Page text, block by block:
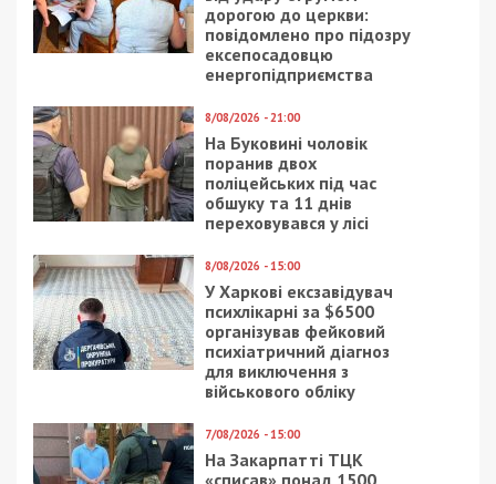
дорогою до церкви:
повідомлено про підозру
ексепосадовцю
енергопідприємства
8/08/2026 - 21:00
На Буковині чоловік
поранив двох
поліцейських під час
обшуку та 11 днів
переховувався у лісі
8/08/2026 - 15:00
У Харкові ексзавідувач
психлікарні за $6500
організував фейковий
психіатричний діагноз
для виключення з
військового обліку
7/08/2026 - 15:00
На Закарпатті ТЦК
«списав» понад 1500